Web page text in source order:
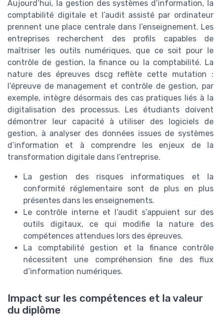
Aujourd’hui, la gestion des systèmes d’information, la
comptabilité digitale et l’audit assisté par ordinateur
prennent une place centrale dans l’enseignement. Les
entreprises recherchent des profils capables de
maîtriser les outils numériques, que ce soit pour le
contrôle de gestion, la finance ou la comptabilité. La
nature des épreuves dscg reflète cette mutation :
l’épreuve de management et contrôle de gestion, par
exemple, intègre désormais des cas pratiques liés à la
digitalisation des processus. Les étudiants doivent
démontrer leur capacité à utiliser des logiciels de
gestion, à analyser des données issues de systèmes
d’information et à comprendre les enjeux de la
transformation digitale dans l’entreprise.
La gestion des risques informatiques et la
conformité réglementaire sont de plus en plus
présentes dans les enseignements.
Le contrôle interne et l’audit s’appuient sur des
outils digitaux, ce qui modifie la nature des
compétences attendues lors des épreuves.
La comptabilité gestion et la finance contrôle
nécessitent une compréhension fine des flux
d’information numériques.
Impact sur les compétences et la valeur
du diplôme